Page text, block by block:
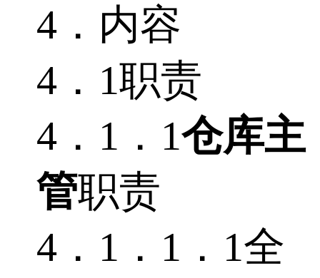
4．内容
4．1职责
4．1．1仓库主
管职责
4．1．1．1全